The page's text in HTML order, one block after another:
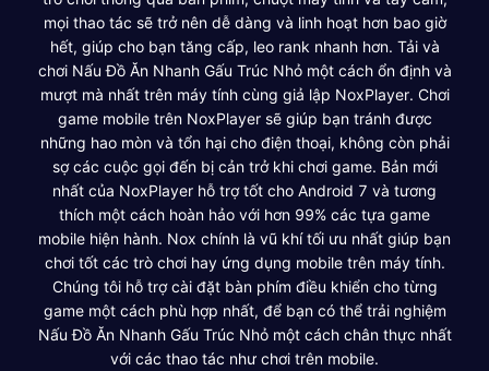
mọi thao tác sẽ trở nên dễ dàng và linh hoạt hơn bao giờ
hết, giúp cho bạn tăng cấp, leo rank nhanh hơn. Tải và
chơi Nấu Đồ Ăn Nhanh Gấu Trúc Nhỏ một cách ổn định và
mượt mà nhất trên máy tính cùng giả lập NoxPlayer. Chơi
game mobile trên NoxPlayer sẽ giúp bạn tránh được
những hao mòn và tổn hại cho điện thoại, không còn phải
sợ các cuộc gọi đến bị cản trở khi chơi game. Bản mới
nhất của NoxPlayer hỗ trợ tốt cho Android 7 và tương
thích một cách hoàn hảo với hơn 99% các tựa game
mobile hiện hành. Nox chính là vũ khí tối ưu nhất giúp bạn
chơi tốt các trò chơi hay ứng dụng mobile trên máy tính.
Chúng tôi hỗ trợ cài đặt bàn phím điều khiển cho từng
game một cách phù hợp nhất, để bạn có thể trải nghiệm
Nấu Đồ Ăn Nhanh Gấu Trúc Nhỏ một cách chân thực nhất
với các thao tác như chơi trên mobile.